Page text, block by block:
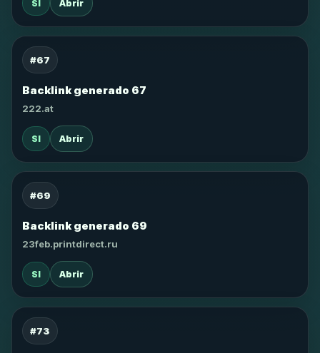
SI Abrir
#67
Backlink generado 67
222.at
SI Abrir
#69
Backlink generado 69
23feb.printdirect.ru
SI Abrir
#73